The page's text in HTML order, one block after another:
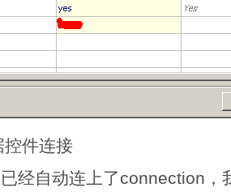
件连接
自动连上了connection，